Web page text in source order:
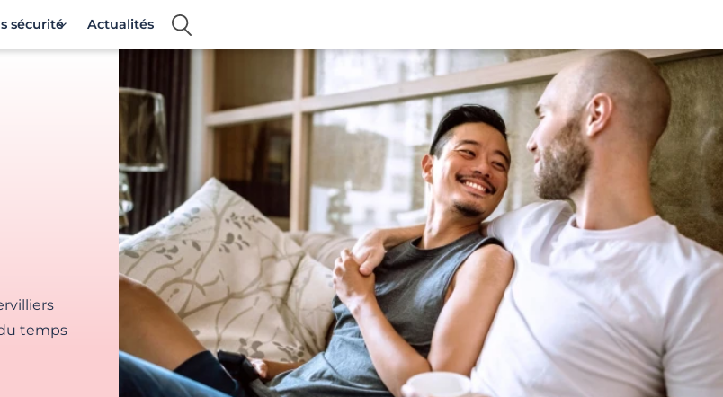
sécurité Actualités
temps